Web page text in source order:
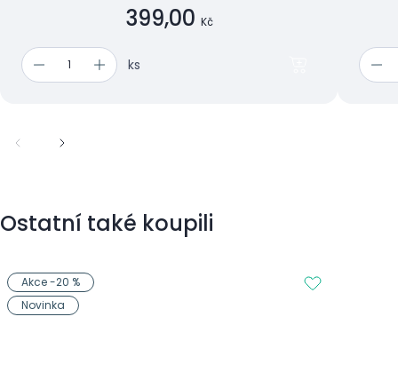
399,00 Kč
ks
Ostatní také koupili
Akce -20 %
Novinka